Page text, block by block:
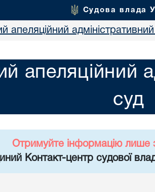
Судова влада
апеляційний
апеляційний
суд
Отримуйте інформацію лише
Контакт-центр судової